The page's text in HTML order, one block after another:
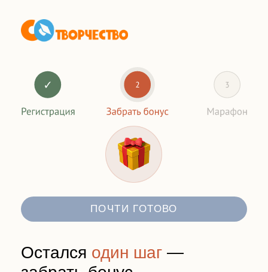
ПОЧТИ ГОТОВО
один шаг—
забрать бонус
доступ к видео-марафону по
семейному онлайн-обучению.